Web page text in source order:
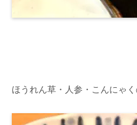
ほうれん草・人参・こんにゃ